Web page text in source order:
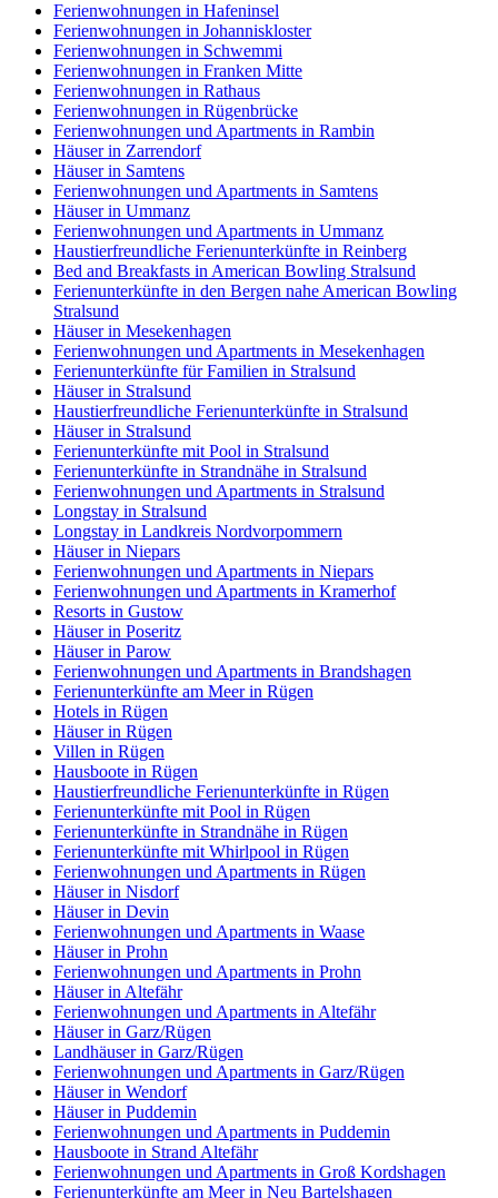
Ferienwohnungen in Hafeninsel
Ferienwohnungen in Johanniskloster
Ferienwohnungen in Schwemmi
Ferienwohnungen in Franken Mitte
Ferienwohnungen in Rathaus
Ferienwohnungen in Rügenbrücke
Ferienwohnungen und Apartments in Rambin
Häuser in Zarrendorf
Häuser in Samtens
Ferienwohnungen und Apartments in Samtens
Häuser in Ummanz
Ferienwohnungen und Apartments in Ummanz
Haustierfreundliche Ferienunterkünfte in Reinberg
Bed and Breakfasts in American Bowling Stralsund
Ferienunterkünfte in den Bergen nahe American Bowling
Stralsund
Häuser in Mesekenhagen
Ferienwohnungen und Apartments in Mesekenhagen
Ferienunterkünfte für Familien in Stralsund
Häuser in Stralsund
Haustierfreundliche Ferienunterkünfte in Stralsund
Häuser in Stralsund
Ferienunterkünfte mit Pool in Stralsund
Ferienunterkünfte in Strandnähe in Stralsund
Ferienwohnungen und Apartments in Stralsund
Longstay in Stralsund
Longstay in Landkreis Nordvorpommern
Häuser in Niepars
Ferienwohnungen und Apartments in Niepars
Ferienwohnungen und Apartments in Kramerhof
Resorts in Gustow
Häuser in Poseritz
Häuser in Parow
Ferienwohnungen und Apartments in Brandshagen
Ferienunterkünfte am Meer in Rügen
Hotels in Rügen
Häuser in Rügen
Villen in Rügen
Hausboote in Rügen
Haustierfreundliche Ferienunterkünfte in Rügen
Ferienunterkünfte mit Pool in Rügen
Ferienunterkünfte in Strandnähe in Rügen
Ferienunterkünfte mit Whirlpool in Rügen
Ferienwohnungen und Apartments in Rügen
Häuser in Nisdorf
Häuser in Devin
Ferienwohnungen und Apartments in Waase
Häuser in Prohn
Ferienwohnungen und Apartments in Prohn
Häuser in Altefähr
Ferienwohnungen und Apartments in Altefähr
Häuser in Garz/Rügen
Landhäuser in Garz/Rügen
Ferienwohnungen und Apartments in Garz/Rügen
Häuser in Wendorf
Häuser in Puddemin
Ferienwohnungen und Apartments in Puddemin
Hausboote in Strand Altefähr
Ferienwohnungen und Apartments in Groß Kordshagen
Ferienunterkünfte am Meer in Neu Bartelshagen